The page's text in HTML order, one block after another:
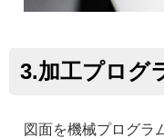
3.加工プログ
図面を機械プログラ